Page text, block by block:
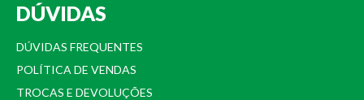
DÚVIDAS
DÚVIDAS FREQUENTES
POLÍTICA DE VENDAS
TROCAS E DEVOLUÇÕES